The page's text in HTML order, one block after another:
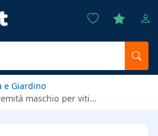
e Giardino
maschio per viti...